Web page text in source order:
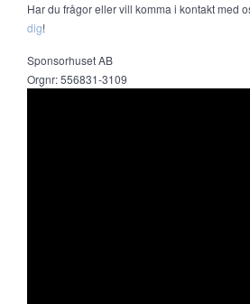
Har du frågor eller vill komma i kontakt med
dig!
Sponsorhuset AB
Orgnr: 556831-3109